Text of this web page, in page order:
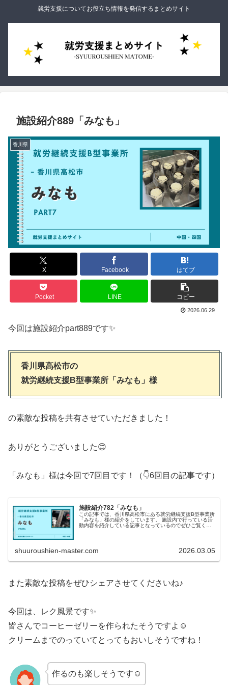
就労支援についてお役立ち情報を発信するまとめサイト
施設紹介889「みなも」
香川県
X Facebook はてブ
Pocket LINE コピー
2026.06.29
今回は施設紹介part889です✨
香川県高松市の
就労継続支援B型事業所「みなも」様
の素敵な投稿を共有させていただきました！
ありがとうございました😊
「みなも」様は今回で7回目です！（👇6回目の記事です）
施設紹介782「みなも」
この記事では、香川県高松市にある就労継続支援B型事業所
「みなも」様の紹介をしています。 施設内で行っている活
動内容を紹介している記事となっているのでぜひご覧くだ
shuuroushien-master.com 2026.03.05
また素敵な投稿をぜひシェアさせてくださいね♪
今回は、レク風景です✨
皆さんでコーヒーゼリーを作られたそうですよ☺
クリームまでのっていてとってもおいしそうですね！
作るのも楽しそうです☺